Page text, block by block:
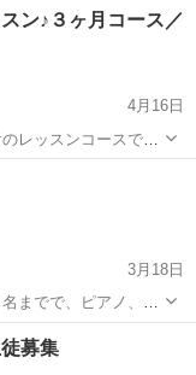
ン♪３ヶ月コース／
4月16日
レッスンコースで
円 １回のレッスン時間：45...
3月18日
方に詳細はお知らせ
フェージュ
募集